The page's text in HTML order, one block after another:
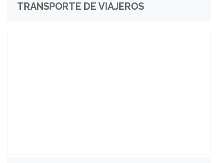
TRANSPORTE DE VIAJEROS